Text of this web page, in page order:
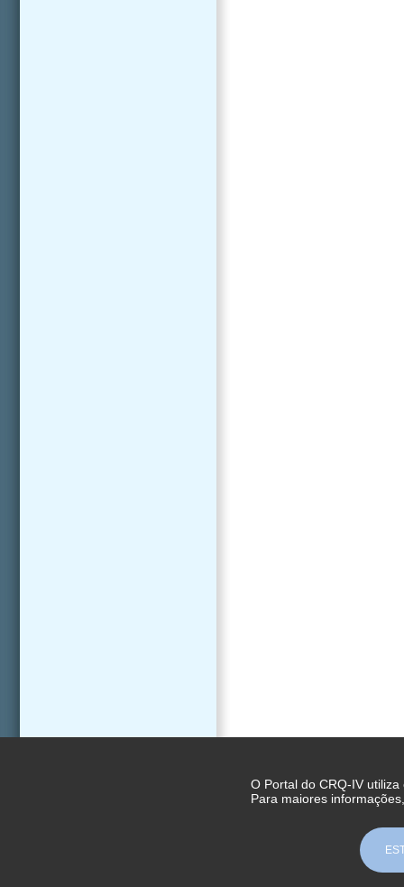
O Portal do CRQ-IV
Para maiores